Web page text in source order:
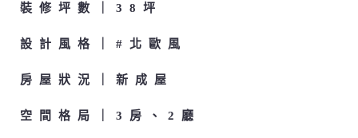
裝修坪數 38坪
設計風格 #北歐風
房屋狀況 新成屋
空間格局 3房、2廳